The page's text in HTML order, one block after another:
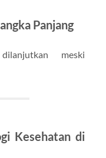
Panjang
meski
Kesehatan di